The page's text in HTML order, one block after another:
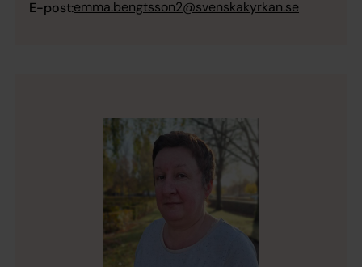
E-post:emma.bengtsson2@svenskakyrkan.se